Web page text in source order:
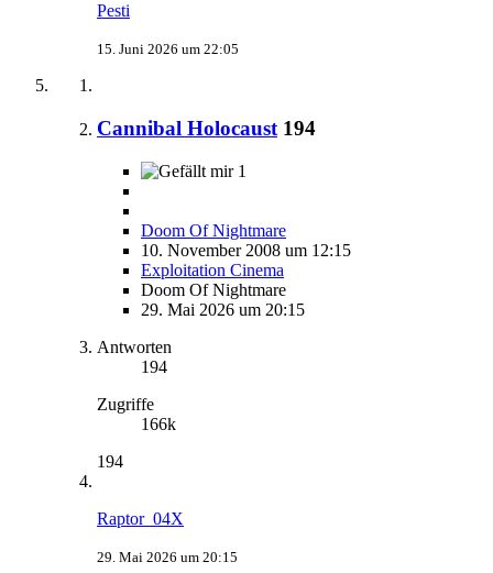
Pesti
15. Juni 2026 um 22:05
Cannibal Holocaust 194
1
Doom Of Nightmare
10. November 2008 um 12:15
Exploitation Cinema
Doom Of Nightmare
29. Mai 2026 um 20:15
Antworten
194
Zugriffe
166k
194
Raptor_04X
29. Mai 2026 um 20:15